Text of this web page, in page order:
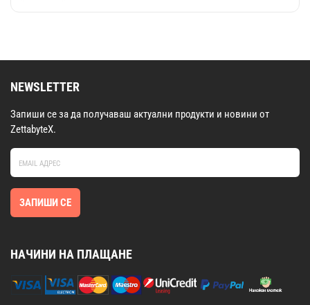
NEWSLETTER
Запиши се за да получаваш актуални продукти и новини от
ZettabyteX.
ЗАПИШИ СЕ
НАЧИНИ НА ПЛАЩАНЕ